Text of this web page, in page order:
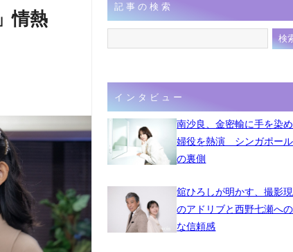
情熱
記事の検索
インタビュー
南沙良、金密輸に手を染
婦役を熱演 シンガポー
の裏側
舘ひろしが明かす、撮影
のアドリブと西野七瀬へ
な信頼感